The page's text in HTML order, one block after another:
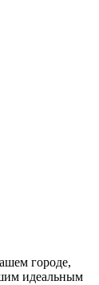
городе,
идеальным